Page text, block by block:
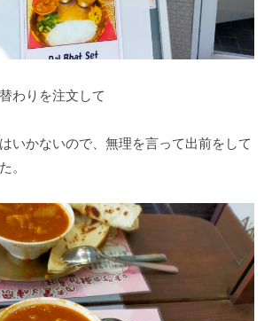
わりを注文して
いかないので、無理を言って出前をして
。